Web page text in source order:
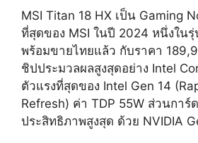
MSI Titan 18 HX เป็น Gaming
ที่สุดของ MSI ในปี 2024 หนึ่งใน
พร้อมขายไทยแล้ว กับราคา
ชิปประมวลผลสูงสุดอย่าง Intel
ตัวแรงที่สุดของ Intel Gen 14
Refresh) ค่า TDP 55W ส่วนการ์
ประสิทธิภาพสูงสุด ด้วย NVIDIA